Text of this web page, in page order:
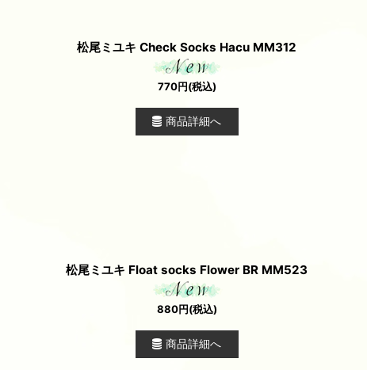
松尾ミユキ Check Socks Hacu MM312
770円(税込)
商品詳細へ
松尾ミユキ Float socks Flower BR MM523
880円(税込)
商品詳細へ